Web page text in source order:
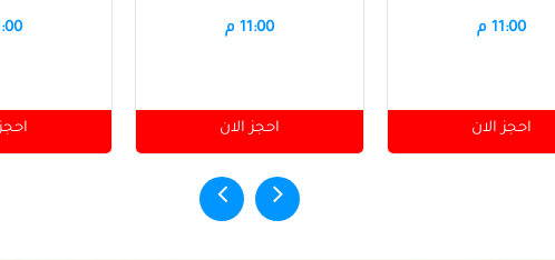
11:00 م
احجز الان
11:00 م
احجز الان